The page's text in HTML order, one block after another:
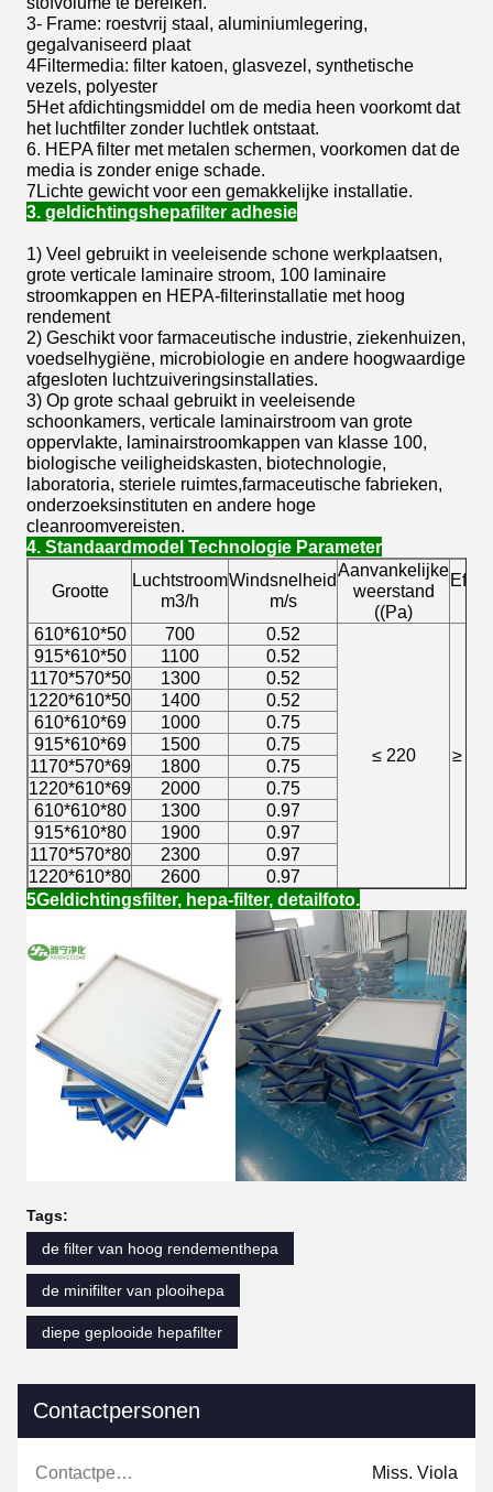
3- Frame: roestvrij staal, aluminiumlegering,
gegalvaniseerd plaat
4Filtermedia: filter katoen, glasvezel, synthetische
vezels, polyester
5Het afdichtingsmiddel om de media heen voorkomt dat
het luchtfilter zonder luchtlek ontstaat.
6. HEPA filter met metalen schermen, voorkomen dat de
media is zonder enige schade.
7Lichte gewicht voor een gemakkelijke installatie.
3. geldichtingshepafilter adhesie
1) Veel gebruikt in veeleisende schone werkplaatsen,
grote verticale laminaire stroom, 100 laminaire
stroomkappen en HEPA-filterinstallatie met hoog
rendement
2) Geschikt voor farmaceutische industrie, ziekenhuizen,
voedselhygiëne, microbiologie en andere hoogwaardige
afgesloten luchtzuiveringsinstallaties.
3) Op grote schaal gebruikt in veeleisende
schoonkamers, verticale laminairstroom van grote
oppervlakte, laminairstroomkappen van klasse 100,
biologische veiligheidskasten, biotechnologie,
laboratoria, steriele ruimtes,farmaceutische fabrieken,
onderzoeksinstituten en andere hoge
cleanroomvereisten.
4. Standaardmodel Technologie Parameter
Grootte
Luchtstroom
m3/h
Windsnelheid
m/s
Aanvankelijke
weerstand
((Pa)
610*610*50
700 0.52
≤ 220 ≥
915*610*50 1100
0.52
1170*570*50
1300
0.52
1220*610*50
1400
0.52
610*610*69
1000
0.75
915*610*69
1500
0.75
1170*570*69
1800
0.75
1220*610*69
2000
0.75
610*610*80
1300
0.97
915*610*80
1900
0.97
1170*570*80
2300
0.97
1220*610*80
2600
0.97
5Geldichtingsfilter, hepa-filter, detailfoto.
Tags:
de filter van hoog rendementhepa
de minifilter van plooihepa
diepe geplooide hepafilter
Contactpersonen
Contactpersonen: Miss. Viola